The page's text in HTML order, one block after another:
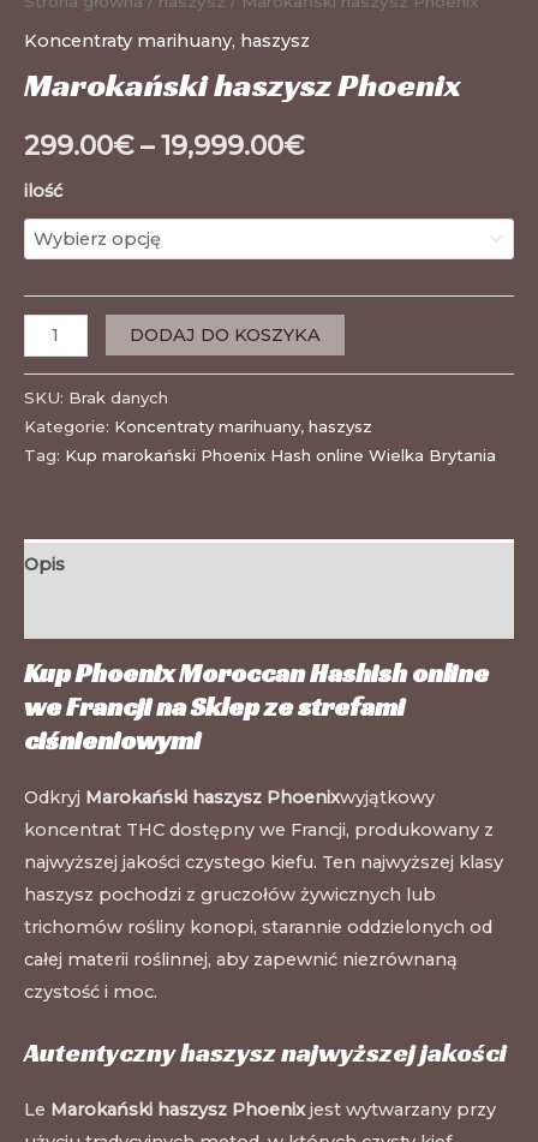
Koncentraty marihuany, haszysz
Marokański haszysz Phoenix
299.00€–19,999.00€
ilość
DODAJ DO KOSZYKA
SKU: Brak danych
Kategorie: Koncentraty marihuany, haszysz
Tag: Kup marokański Phoenix Hash online Wielka Brytania
Opis
Kup Phoenix Moroccan Hashish online
we Francji naSklep ze strefami
ciśnieniowymi
Odkryj Marokański haszysz Phoenixwyjątkowy
koncentrat THC dostępny we Francji, produkowany z
najwyższej jakości czystego kiefu. Ten najwyższej klasy
haszysz pochodzi z gruczołów żywicznych lub
trichomów rośliny konopi, starannie oddzielonych od
całej materii roślinnej, aby zapewnić niezrównaną
czystość i moc.
Autentyczny haszysz najwyższej jakości
Le Marokański haszysz Phoenixjest wytwarzany przy